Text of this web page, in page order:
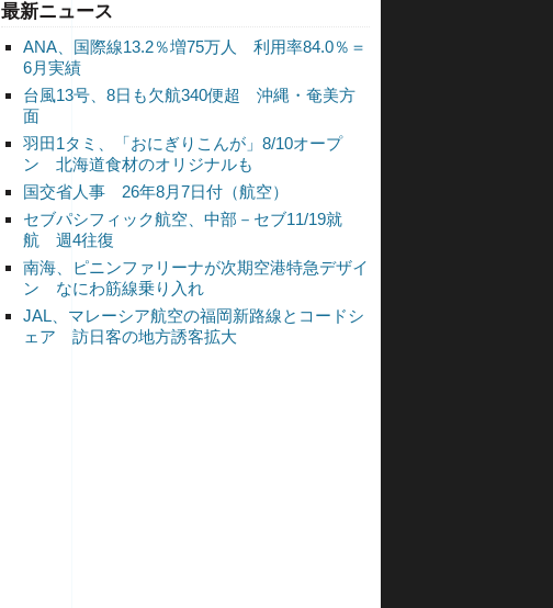
最新ニュース
ANA、国際線13.2％増75万人 利用率84.0％＝
6月実績
台風13号、8日も欠航340便超 沖縄・奄美方
面
羽田1タミ、「おにぎりこんが」8/10オープ
ン 北海道食材のオリジナルも
国交省人事 26年8月7日付（航空）
セブパシフィック航空、中部－セブ11/19就
航 週4往復
南海、ピニンファリーナが次期空港特急デザイ
ン なにわ筋線乗り入れ
JAL、マレーシア航空の福岡新路線とコードシ
ェア 訪日客の地方誘客拡大